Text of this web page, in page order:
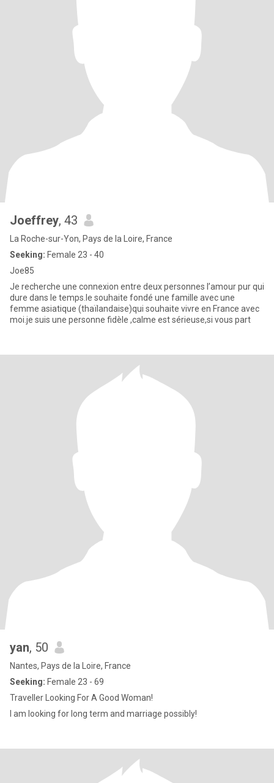
Joeffrey, 43
La Roche-sur-Yon, Pays de la Loire, France
Seeking: Female 23 - 40
Joe85
Je recherche une connexion entre deux personnes l’amour pur qui
dure dans le temps.le souhaite fondé une famille avec une
femme asiatique (thaïlandaise)qui souhaite vivre en France avec
moi.je suis une personne fidèle ,calme est sérieuse,si vous part
yan, 50
Nantes, Pays de la Loire, France
Seeking: Female 23 - 69
Traveller Looking For A Good Woman!
I am looking for long term and marriage possibly!